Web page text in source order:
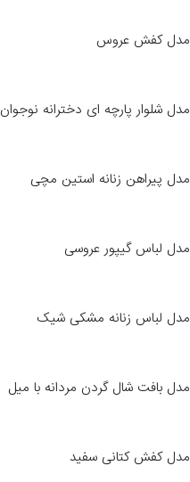
مدل کفش عروس
مدل شلوار پارچه ای دخترانه نوجوان
مدل پیراهن زنانه استین مچی
مدل لباس گیپور عروسی
مدل لباس زنانه مشکی شیک
مدل بافت شال گردن مردانه با میل
مدل کفش کتانی سفید